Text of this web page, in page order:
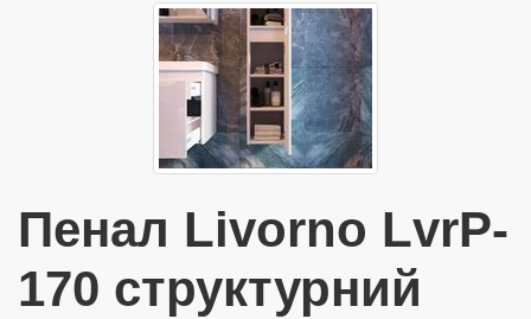
Пенал Livorno LvrP-
170 структурний